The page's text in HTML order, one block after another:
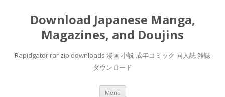
Download Japanese Manga,
Magazines, and Doujins
Rapidgator rar zip downloads 漫画 小説 成年コミック 同人誌 雑誌
ダウンロード
Menu Skip